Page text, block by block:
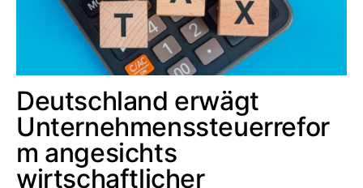
Deutschland erwägt
Unternehmenssteuerrefor
m angesichts
wirtschaftlicher